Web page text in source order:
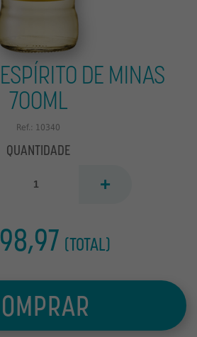
DE MINAS
700ML
Ref.: 10340
QUANTIDADE
+
(TOTAL)